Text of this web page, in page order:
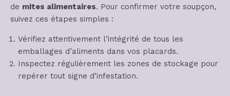
de mites alimentaires. Pour confirmer votre soupçon,
suivez ces étapes simples :
Vérifiez attentivement l’intégrité de tous les
emballages d’aliments dans vos placards.
Inspectez régulièrement les zones de stockage pour
repérer tout signe d’infestation.